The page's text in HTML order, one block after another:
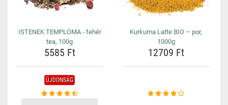
ISTENEK TEMPLOMA - fehér
tea, 100g
5585 Ft
Kurkuma Latte BIO – por,
1000g
12709 Ft
ÚJDONSÁG